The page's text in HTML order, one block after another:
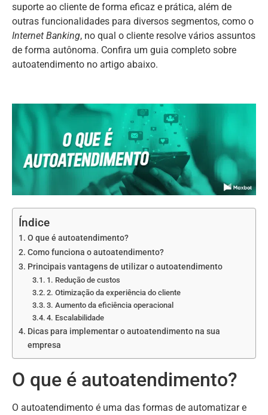
suporte ao cliente de forma eficaz e prática, além de
outras funcionalidades para diversos segmentos, como o
Internet Banking, no qual o cliente resolve vários assuntos
de forma autônoma. Confira um guia completo sobre
autoatendimento no artigo abaixo.
Índice
O que é autoatendimento?
Como funciona o autoatendimento?
Principais vantagens de utilizar o autoatendimento
1. Redução de custos
2. Otimização da experiência do cliente
3. Aumento da eficiência operacional
4. Escalabilidade
Dicas para implementar o autoatendimento na sua
empresa
O que é autoatendimento?
O autoatendimento é uma das formas de automatizar e